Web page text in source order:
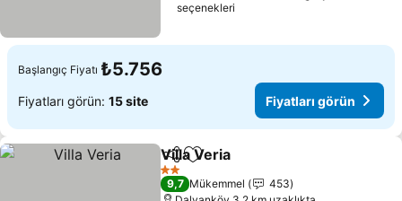
seçenekleri
Başlangıç Fiyatı ₺5.756
Fiyatları görün: 15 site Fiyatları görün
PaylaşFavorilerime ekle
Villa Veria
2 Yıldız
9,7 Mükemmel
453